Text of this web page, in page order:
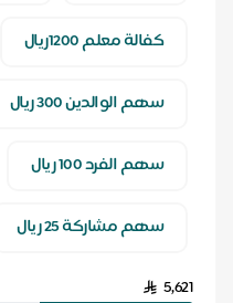
كفالة معلم 1200ريال
سهم الوالدين 300 ريال
سهم الفرد 100 ريال
سهم مشاركة 25 ريال
5,621